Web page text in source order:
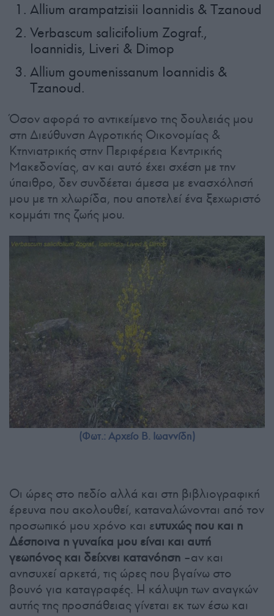
Allium arampatzisii Ioannidis & Tzanoud
Verbascum salicifolium Zograf.,
Ioannidis, Liveri & Dimop
Allium goumenissanum Ioannidis &
Tzanoud.
Όσον αφορά το αντικείμενο της δουλειάς μου
στη Διεύθυνση Αγροτικής Οικονομίας &
Κτηνιατρικής στην Περιφέρεια Κεντρικής
Μακεδονίας, αν και αυτό έχει σχέση με την
ύπαιθρο, δεν συνδέεται άμεσα με ενασχόλησή
μου με τη χλωρίδα, που αποτελεί ένα ξεχωριστό
κομμάτι της ζωής μου.
(Φωτ.: Αρχείο Β. Ιωαννίδη)
Οι ώρες στο πεδίο αλλά και στη βιβλιογραφική
έρευνα που ακολουθεί, καταναλώνονται από τον
προσωπικό μου χρόνο και ευτυχώς που και η
Δέσποινα η γυναίκα μου είναι και αυτή
γεωπόνος και δείχνει κατανόηση –αν και
ανησυχεί αρκετά, τις ώρες που βγαίνω στο
βουνό για καταγραφές. Η κάλυψη των αναγκών
αυτής της προσπάθειας γίνεται εκ των έσω και